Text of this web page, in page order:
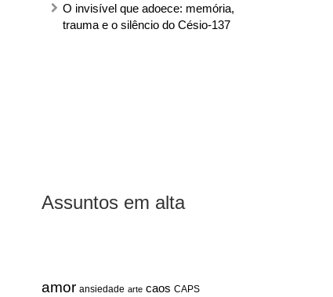
O invisível que adoece: memória,
trauma e o silêncio do Césio-137
Assuntos em alta
amor ansiedade arte caos CAPS